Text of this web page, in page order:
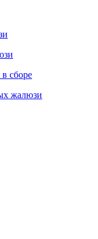
сборе
жалюзи